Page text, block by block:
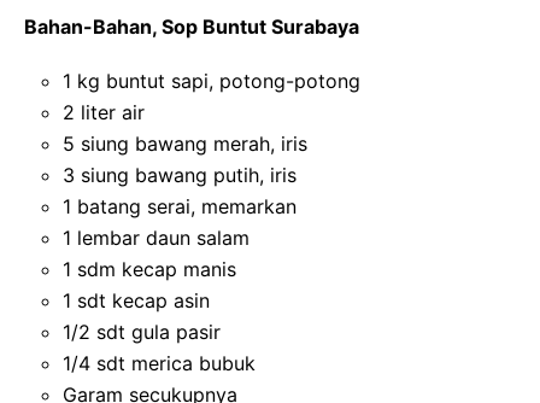
Bahan-Bahan, Sop Buntut Surabaya
1 kg buntut sapi, potong-potong
2 liter air
5 siung bawang merah, iris
3 siung bawang putih, iris
1 batang serai, memarkan
1 lembar daun salam
1 sdm kecap manis
1 sdt kecap asin
1/2 sdt gula pasir
1/4 sdt merica bubuk
Garam secukupnya